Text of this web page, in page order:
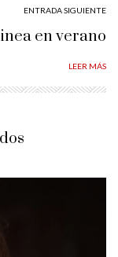
ENTRADA SIGUIENTE
en verano
LEER MÁS